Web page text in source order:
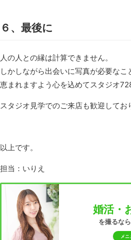
６、最後に
人の人との縁は計算できません。
しかしながら出会いに写真が必要な
恵まれますよう心を込めてスタジオ
スタジオ見学でのご来店も歓迎してお
以上です。
担当：いりえ
婚活・
を撮るな
メ